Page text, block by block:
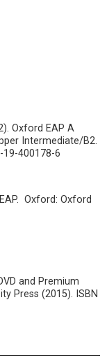
Oxford EAP A
Intermediate/B2.
400178-6
Oxford: Oxford
and Premium
Press (2015). ISBN